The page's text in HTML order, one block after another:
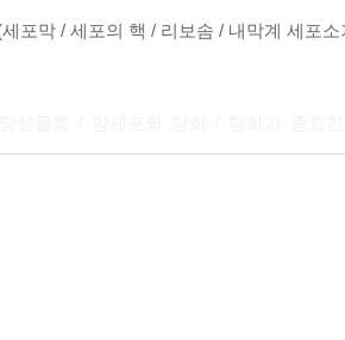
포막 / 세포의 핵 / 리보솜 / 내막계 세포
생물학 / 암세포와 당화 / 당화가 중요
바이오및뇌공학과 교수